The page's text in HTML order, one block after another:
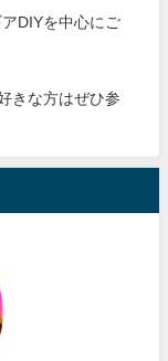
DIYを中心にご
きな方はぜひ参